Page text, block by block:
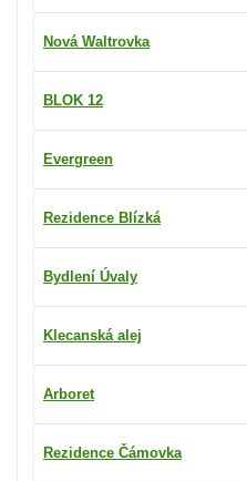
Nová Waltrovka
BLOK 12
Evergreen
Rezidence Blízká
Bydlení Úvaly
Klecanská alej
Arboret
Rezidence Čámovka